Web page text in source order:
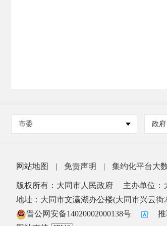
市委 政府
网站地图 | 免责声明 | 集约化平台大
版权所有：大同市人民政府 主办单位：
地址：大同市文瀛湖办公楼(大同市兴云街
晋公网安备14020002000138号